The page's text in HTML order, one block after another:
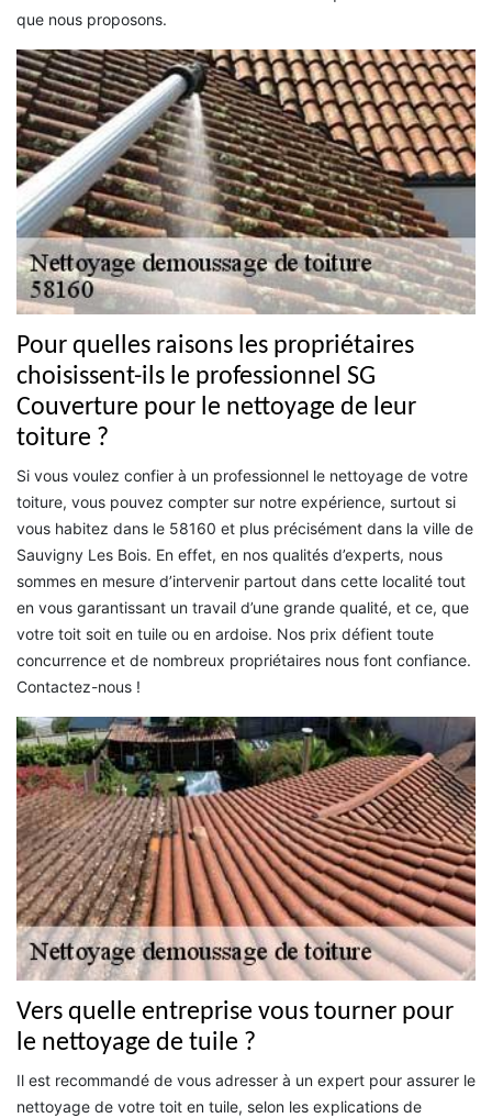
que nous proposons.
Pour quelles raisons les propriétaires
choisissent-ils le professionnel SG
Couverture pour le nettoyage de leur
toiture ?
Si vous voulez confier à un professionnel le nettoyage de votre
toiture, vous pouvez compter sur notre expérience, surtout si
vous habitez dans le 58160 et plus précisément dans la ville de
Sauvigny Les Bois. En effet, en nos qualités d’experts, nous
sommes en mesure d’intervenir partout dans cette localité tout
en vous garantissant un travail d’une grande qualité, et ce, que
votre toit soit en tuile ou en ardoise. Nos prix défient toute
concurrence et de nombreux propriétaires nous font confiance.
Contactez-nous !
Vers quelle entreprise vous tourner pour
le nettoyage de tuile ?
Il est recommandé de vous adresser à un expert pour assurer le
nettoyage de votre toit en tuile, selon les explications de